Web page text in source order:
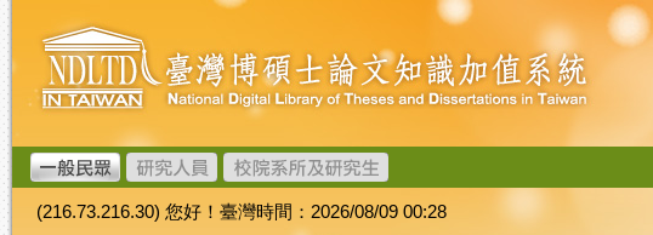
跳
到
主
要
內
容
臺
灣
博
碩
士
論
文
加
(216.73.216.30) 您好！臺灣時間：2026/08/09 00:28